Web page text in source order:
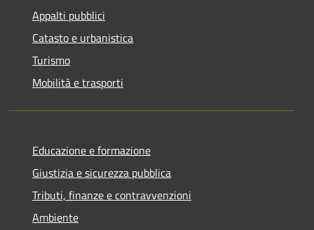
Appalti pubblici
Catasto e urbanistica
Turismo
Mobilità e trasporti
Educazione e formazione
Giustizia e sicurezza pubblica
Tributi, finanze e contravvenzioni
Ambiente